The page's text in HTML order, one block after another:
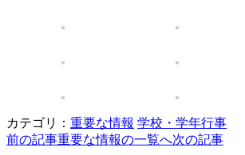
カテゴリ： 重要な情報 学校・学年行事
前の記事重要な情報の一覧へ次の記事